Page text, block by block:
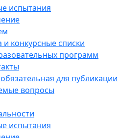
испытания
конкурсные списки
программ
для публикации
вопросы
испытания